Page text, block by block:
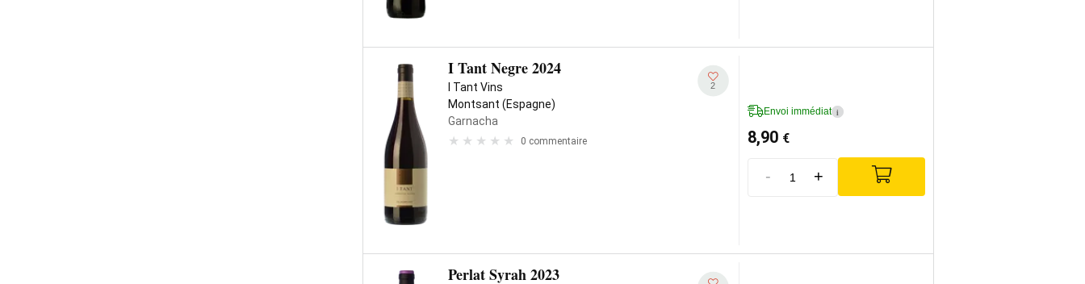
I Tant Negre 2024
I Tant Vins
Montsant (Espagne)
Garnacha
0 commentaire
2
Envoi immédiat i
8,90 €
- +
Perlat Syrah 2023